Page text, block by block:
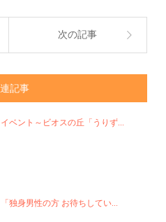
次の記事
記事
ベント～ビオスの丘「うりず...
独身男性の方 お待ちしてい...